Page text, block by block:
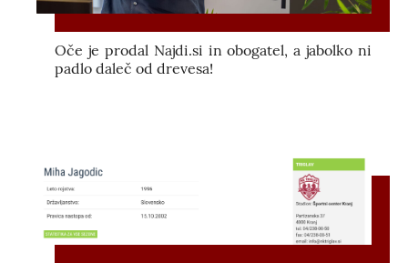
Oče je prodal Najdi.si in obogatel, a jabolko ni
padlo daleč od drevesa!